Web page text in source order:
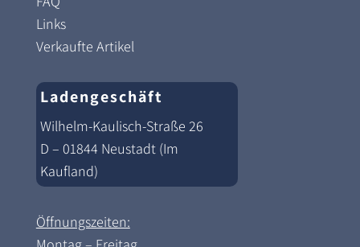
Links
Verkaufte Artikel
Ladengeschäft
Wilhelm-Kaulisch-Straße 26
D – 01844 Neustadt (Im
Kaufland)
Öffnungszeiten: